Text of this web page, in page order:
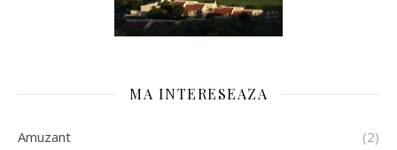
MA INTERESEAZA
Amuzant (2)